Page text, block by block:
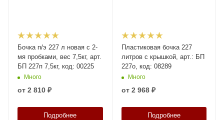
Бочка п/э 227 л новая с 2-
мя пробками, вес 7,5кг, арт.
БП 227п 7,5кг, код: 00225
Много
от 2 810 ₽
Подробнее
Пластиковая бочка 227
литров с крышкой, арт.: БП
227о, код: 08289
Много
от 2 968 ₽
Подробнее